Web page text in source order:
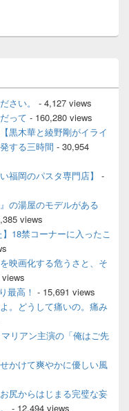
さい。
- 4,127 views
って - 160,280 views
黒木華と綾野剛がイライ
する三時間 - 30,954
福岡のパスタ専門店】
-
の湯屋のモデルがある
views
18禁コーナーに入ったこ
映画化する危うさと、そ
最高！ - 15,691 views
。どうして痛いの。痛み
リアン主演の「俺はご先
かけて爽やかに優しい風
尻からはじまる完璧な妄
- 12,494 views